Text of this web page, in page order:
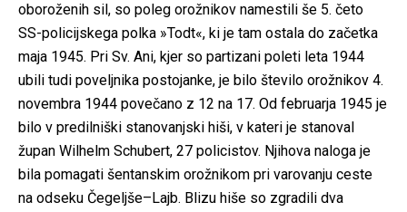
oboroženih sil, so poleg orožnikov namestili še 5. četo
SS-policijskega polka »Todt«, ki je tam ostala do začetka
maja 1945. Pri Sv. Ani, kjer so partizani poleti leta 1944
ubili tudi poveljnika postojanke, je bilo število orožnikov 4.
novembra 1944 povečano z 12 na 17. Od februarja 1945 je
bilo v predilniški stanovanjski hiši, v kateri je stanoval
župan Wilhelm Schubert, 27 policistov. Njihova naloga je
bila pomagati šentanskim orožnikom pri varovanju ceste
na odseku Čegeljše–Lajb. Blizu hiše so zgradili dva